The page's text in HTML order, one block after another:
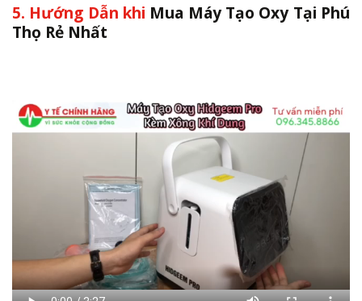
5. Hướng Dẫn khi Mua Máy Tạo Oxy Tại Phú
Thọ Rẻ Nhất